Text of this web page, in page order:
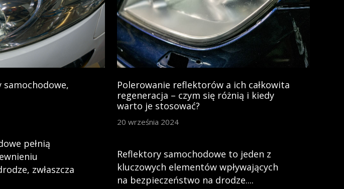
samochodowe,
pełnią
zwłaszcza
Polerowanie reflektorów a ich całkowita
regeneracja – czym się różnią i kiedy
warto je stosować?
20 września 2024
Reflektory samochodowe to jeden z
kluczowych elementów wpływających
na bezpieczeństwo na drodze....